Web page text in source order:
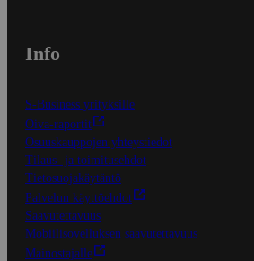
Info
S-Business yrityksille
Oiva-raportit
Osuuskauppojen yhteystiedot
Tilaus- ja toimitusehdot
Tietosuojakäytäntö
Palvelun käyttöehdot
Saavutettavuus
Mobiilisovelluksen saavutettavuus
Mainostajalle